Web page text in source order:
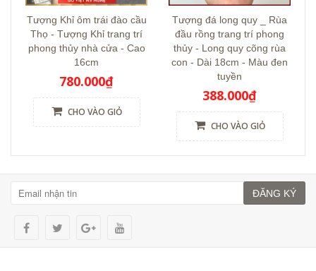
Tượng Khỉ ôm trái đào cầu
Thọ - Tượng Khỉ trang trí
phong thủy nhà cửa - Cao
16cm
780.000₫
CHO VÀO GIỎ
Tượng đá long quy _ Rùa
đầu rồng trang trí phong
thủy - Long quy cõng rùa
con - Dài 18cm - Màu đen
tuyền
388.000₫
CHO VÀO GIỎ
ĐĂNG KÝ